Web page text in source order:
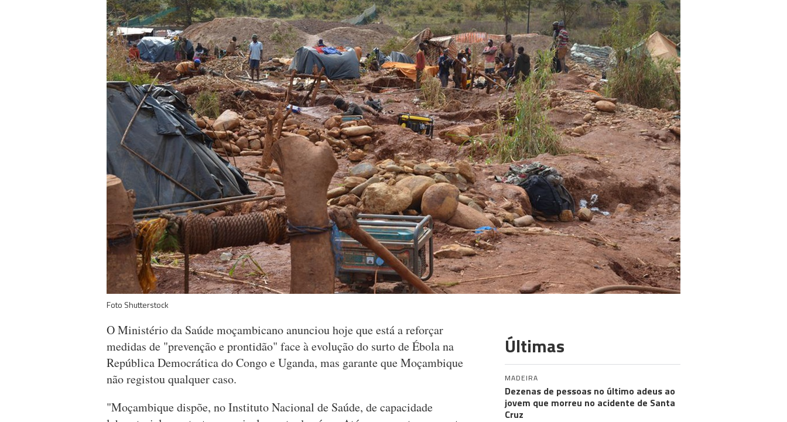
Foto Shutterstock
O Ministério da Saúde moçambicano anunciou hoje que está a reforçar
medidas de "prevenção e prontidão" face à evolução do surto de Ébola na
República Democrática do Congo e Uganda, mas garante que Moçambique
não registou qualquer caso.
"Moçambique dispõe, no Instituto Nacional de Saúde, de capacidade
Últimas
MADEIRA
Dezenas de pessoas no último adeus ao
jovem que morreu no acidente de Santa
Cruz